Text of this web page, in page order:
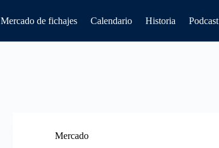
Mercado de fichajes Calendario Historia Podcast
Mercado